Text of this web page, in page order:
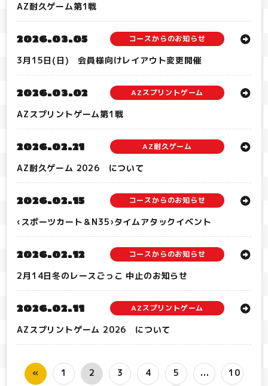
AZ耐久ゲーム第1戦
2026.03.05 コースからのお知らせ
3月15日(日) 会員様向けレイアウト変更開催
2026.03.02 AZスプリントゲーム
AZスプリントゲーム第1戦
2026.02.21 AZ耐久ゲーム
AZ耐久ゲーム 2026 について
2026.02.15 コースからのお知らせ
‹スポーツカート＆N35›タイムアタックイベント
2026.02.12 コースからのお知らせ
2月14日冬のレースごっこ 中止のお知らせ
2026.02.11 AZスプリントゲーム
AZスプリントゲーム 2026 について
« 1 2 3 4 5 ... 10